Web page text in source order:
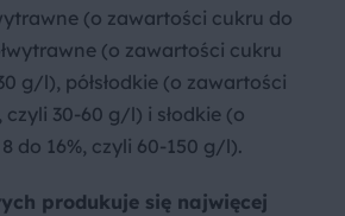
(o zawartości cukru do
(o zawartości cukru
g/l), półsłodkie (o zawartości
czyli 30-60 g/l) i słodkie (o
do 16%, czyli 60-150 g/l).
produkuje się najwięcej